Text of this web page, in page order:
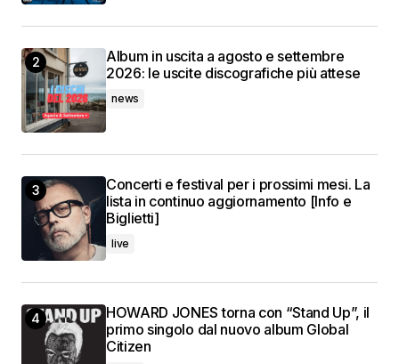
Album in uscita a agosto e settembre
2026: le uscite discografiche più attese
news
Concerti e festival per i prossimi mesi. La
lista in continuo aggiornamento [Info e
Biglietti]
live
HOWARD JONES torna con “Stand Up”, il
primo singolo dal nuovo album Global
Citizen